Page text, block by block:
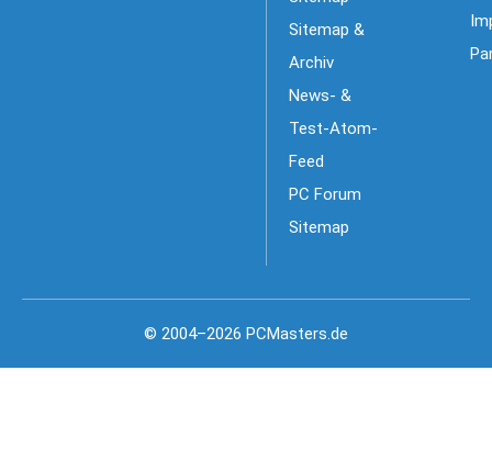
Sitemap &
Archiv
News- &
Test-Atom-
Feed
PC Forum
Sitemap
© 2004–2026 PCMasters.de